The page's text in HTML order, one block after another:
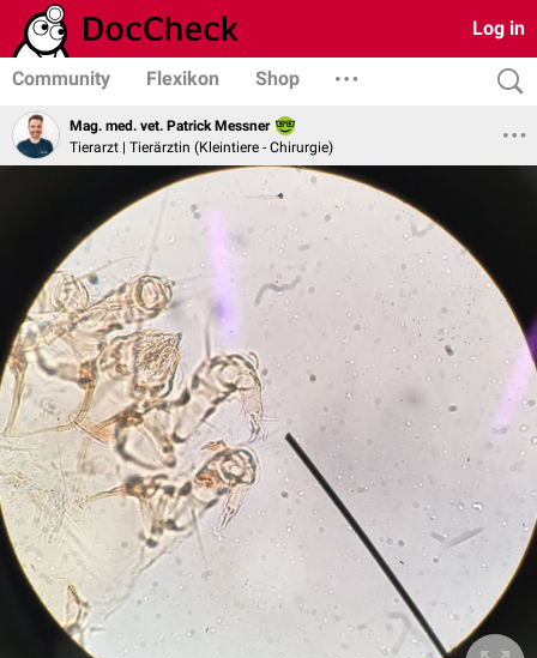
Log in
Community Flexikon Shop
Mag. med. vet. Patrick Messner
Tierarzt | Tierärztin (Kleintiere - Chirurgie)